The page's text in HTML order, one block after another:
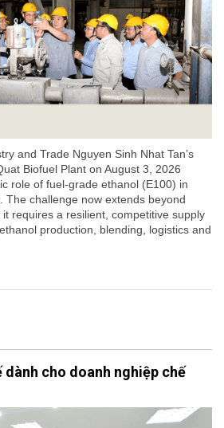
and Trade Nguyen Sinh Nhat Tan’s
Biofuel Plant on August 3, 2026
role of fuel-grade ethanol (E100) in
The challenge now extends beyond
requires a resilient, competitive supply
production, blending, logistics and
cho doanh nghiệp chế